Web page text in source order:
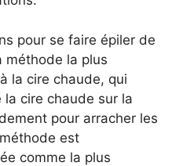
pour se faire épiler de
méthode la plus
la cire chaude, qui
cire chaude sur la
pour arracher les
est
comme la plus